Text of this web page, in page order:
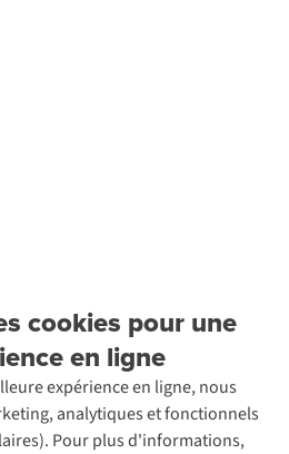
cookies pour une
en ligne
expérience en ligne, nous
analytiques et fonctionnels
Pour plus d'informations,